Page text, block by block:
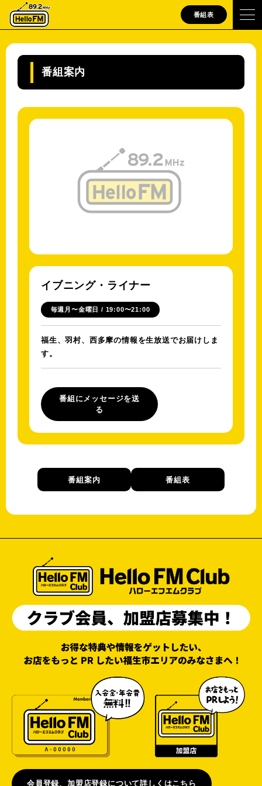
番組表
番組案内
イブニング・ライナー
毎週月〜金曜日 / 19:00〜21:00
福生、羽村、西多摩の情報を生放送でお届けしま
す。
番組にメッセージを送
る
番組案内 番組表
会員登録、加盟店登録について詳しくはこちら